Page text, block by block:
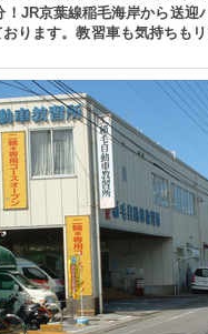
JR京葉線稲毛海岸から送迎
ります。教習車も気持ちも